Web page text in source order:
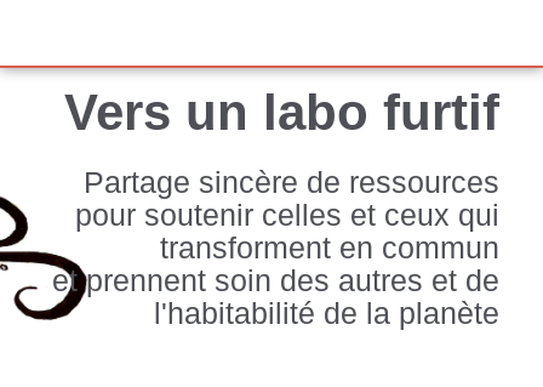
Vers un labo furtif
Partage sincère de ressources
pour soutenir celles et ceux qui
transforment en commun
et prennent soin des autres et de
l'habitabilité de la planète